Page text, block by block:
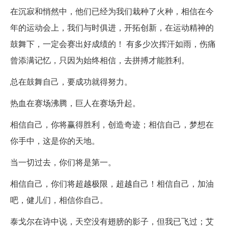
在沉寂和悄然中，他们已经为我们栽种了火种，相信在今
年的运动会上，我们与时俱进，开拓创新，在运动精神的
鼓舞下，一定会赛出好成绩的！ 有多少次挥汗如雨，伤痛
曾添满记忆，只因为始终相信，去拼搏才能胜利。
总在鼓舞自己，要成功就得努力。
热血在赛场沸腾，巨人在赛场升起。
相信自己，你将赢得胜利，创造奇迹；相信自己，梦想在
你手中，这是你的天地。
当一切过去，你们将是第一。
相信自己，你们将超越极限，超越自己！相信自己，加油
吧，健儿们，相信你自己。
泰戈尔在诗中说，天空没有翅膀的影子，但我已飞过；艾